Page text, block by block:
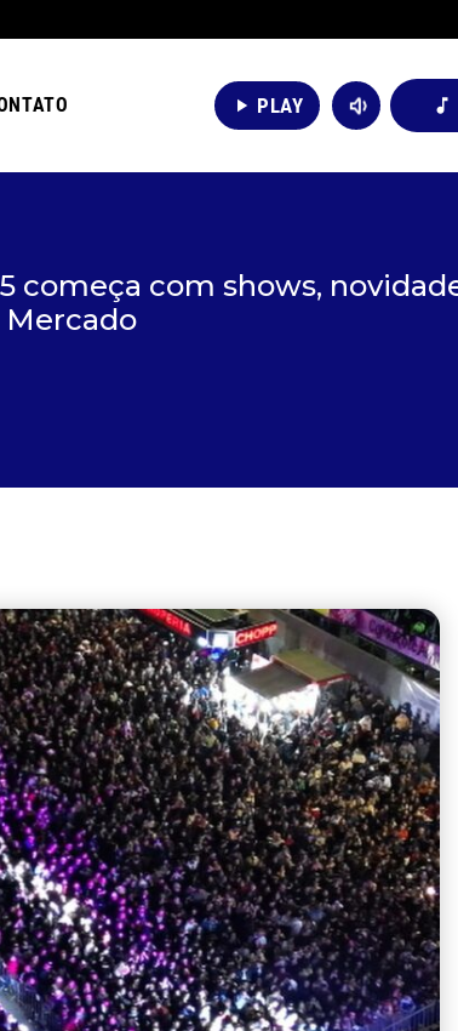
play_arrow PLAY volume_down music_note
começa com shows,